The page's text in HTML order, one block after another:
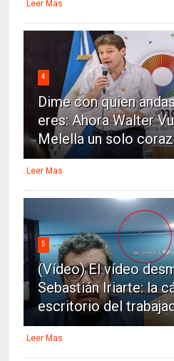
Leer Mas
4
Dime con quien
eres: Ahora Walter
Melella un solo
Leer Mas
5
(Vídeo) El vídeo
Sebastián Iriarte: la
escritorio del
Leer Mas